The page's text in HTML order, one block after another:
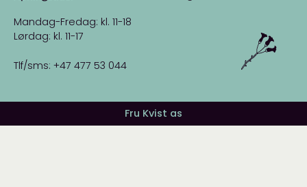
Mandag-Fredag: kl. 11-18
Lørdag: kl. 11-17
Tlf/sms: +47 477 53 044
Fru Kvist as